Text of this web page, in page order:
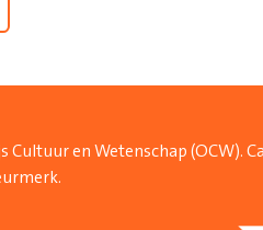
en Wetenschap (OCW).